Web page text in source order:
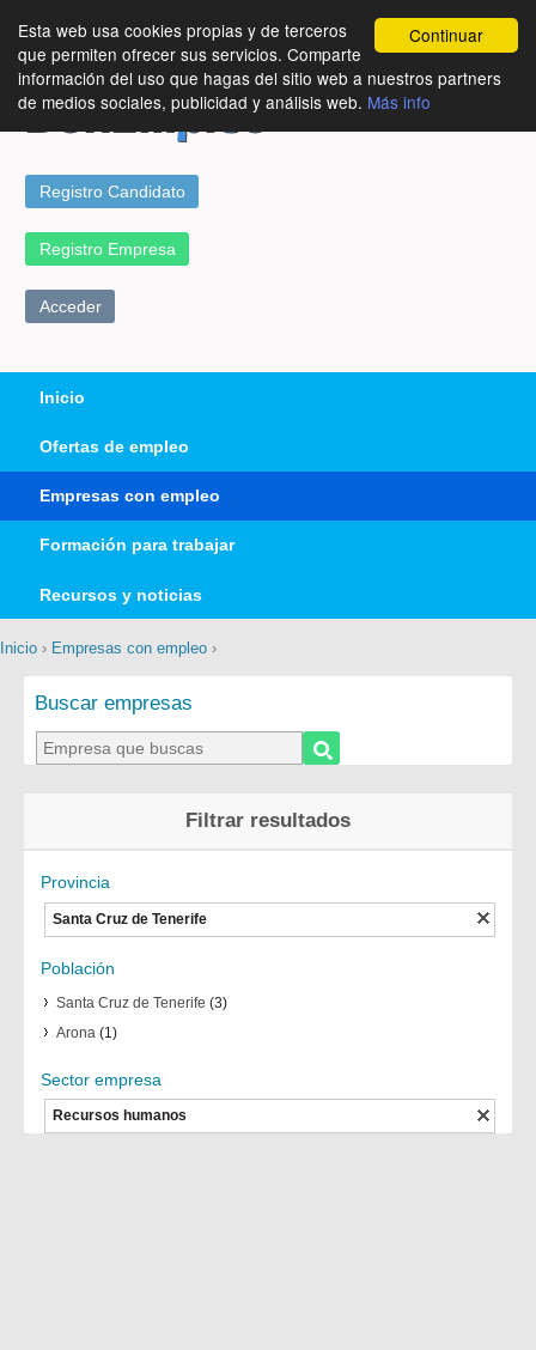
Continuar
Esta web usa cookies propias y de terceros
que permiten ofrecer sus servicios. Comparte
información del uso que hagas del sitio web a nuestros partners
de medios sociales, publicidad y análisis web. Más info
Registro Candidato
Registro Empresa
Acceder
Inicio
Ofertas de empleo
Empresas con empleo
Formación para trabajar
Recursos y noticias
Inicio › Empresas con empleo ›
Buscar empresas
Filtrar resultados
Provincia
Santa Cruz de Tenerife
Población
Santa Cruz de Tenerife (3)
Arona(1)
Sector empresa
Recursos humanos